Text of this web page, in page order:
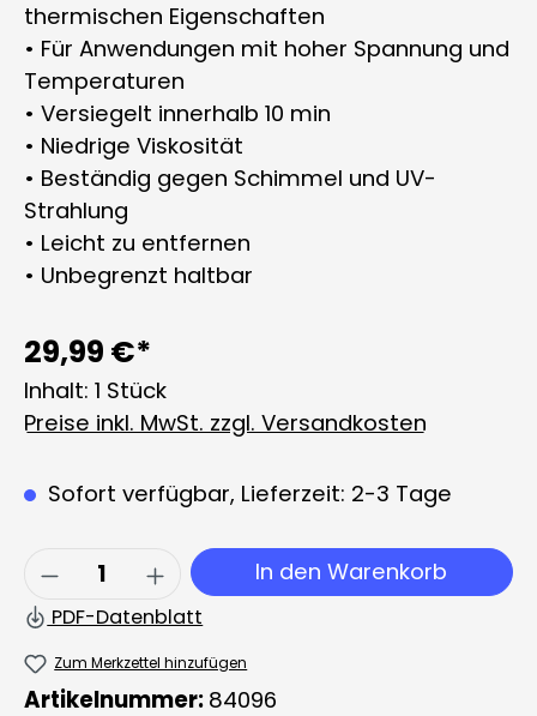
thermischen Eigenschaften
• Für Anwendungen mit hoher Spannung und
Temperaturen
• Versiegelt innerhalb 10 min
• Niedrige Viskosität
• Beständig gegen Schimmel und UV-
Strahlung
• Leicht zu entfernen
• Unbegrenzt haltbar
29,99 €*
Inhalt: 1 Stück
Preise inkl. MwSt. zzgl. Versandkosten
Sofort verfügbar, Lieferzeit: 2-3 Tage
Produkt Anzahl: Gib den
In den Warenkorb
PDF-Datenblatt
Zum Merkzettel hinzufügen
Artikelnummer: 84096